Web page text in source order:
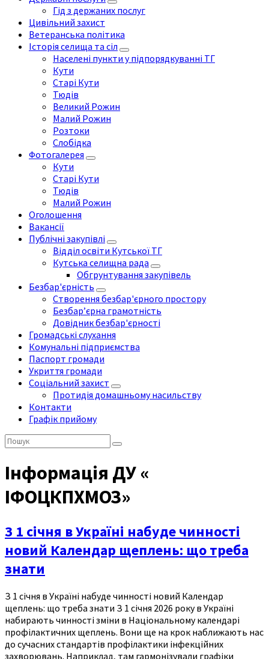
Гід з держаних послуг
Цивільний захист
Ветеранська політика
Історія селища та сіл
Населені пункти у підпорядкуванні ТГ
Кути
Старі Кути
Тюдів
Великий Рожин
Малий Рожин
Розтоки
Слобідка
Фотогалерея
Кути
Старі Кути
Тюдів
Малий Рожин
Оголошення
Вакансії
Публічні закупівлі
Відділ освіти Кутської ТГ
Кутська селищна рада
Обгрунтування закупівель
Безбар'єрність
Створення безбар'єрного простору
Безбар’єрна грамотність
Довідник безбар'єрності
Громадські слухання
Комунальні підприємства
Паспорт громади
Укриття громади
Соціальний захист
Протидія домашньому насильству
Контакти
Графік прийому
Пошук:
Інформація ДУ «
ІФОЦКПХМОЗ»
З 1 січня в Україні набуде чинності
новий Календар щеплень: що треба
знати
З 1 січня в Україні набуде чинності новий Календар
щеплень: що треба знати З 1 січня 2026 року в Україні
набирають чинності зміни в Національному календарі
профілактичних щеплень. Вони ще на крок наближають нас
до сучасних стандартів профілактики інфекційних
захворювань. Наприклад, там гармонізували графіки